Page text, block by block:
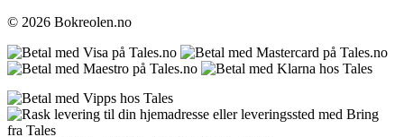
© 2026 Bokreolen.no